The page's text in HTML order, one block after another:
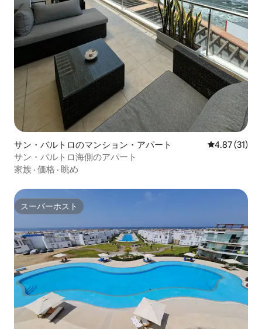
サン・バルトロのマンション・アパート レビュー31
4.87 (31)
サン・バルトロ海側のアパート
家族 · 価格 · 眺め
スーパーホスト
スーパーホスト